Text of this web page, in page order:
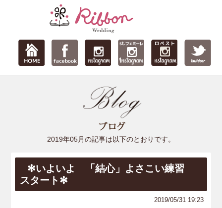
2019年05月の記事は以下のとおりです。
✻いよいよ 「結心」よさこい練習
スタート✻
2019/05/31 19:23